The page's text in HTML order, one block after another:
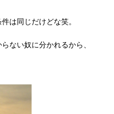
は同じだけどな笑。
ない奴に分かれるから、